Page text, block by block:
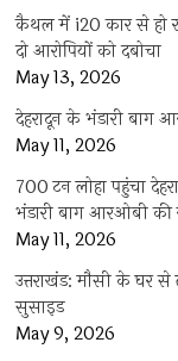
कैथल में i20 कार से हो
दो आरोपियों को दबोचा
May 13, 2026
देहरादून के भंडारी बाग
May 11, 2026
700 टन लोहा पहुंचा
भंडारी बाग आरओबी की
May 11, 2026
उत्तराखंड: मौसी के घर
सुसाइड
May 9, 2026